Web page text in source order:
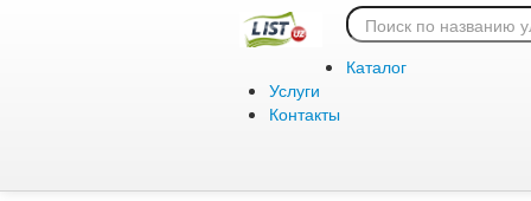
Каталог
Услуги
Контакты
Ошибка